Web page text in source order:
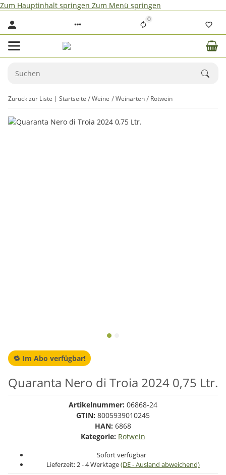
Zum Hauptinhalt springen Zum Menü springen
0
Zurück zur Liste Startseite Weine Weinarten Rotwein
Quaranta Nero di Troia 2024 0,75 Ltr.
🔁 Im Abo verfügbar!
Artikelnummer: 06868-24
GTIN: 8005939010245
HAN: 6868
Kategorie: Rotwein
Sofort verfügbar
Lieferzeit:2 - 4 Werktage(DE - Ausland abweichend)